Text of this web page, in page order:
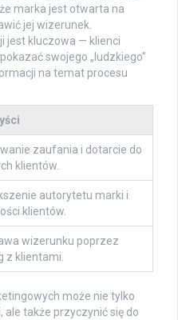
marka jest otwarta na
jej wizerunek.
jest kluczowa — klienci
swojego „ludzkiego”
na temat procesu
zaufania i dotarcie do
klientów.
autorytetu marki i
klientów.
wizerunku poprzez
z klientami.
może nie tylko
także przyczynić się do